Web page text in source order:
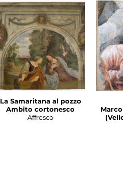
La Samaritana al pozzo
Ambito cortonesco
Affresco